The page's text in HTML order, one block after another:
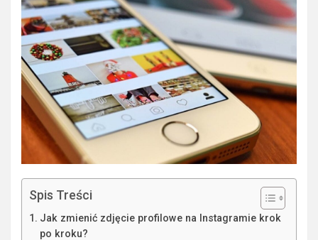
Spis Treści
Jak zmienić zdjęcie profilowe na Instagramie krok
po kroku?